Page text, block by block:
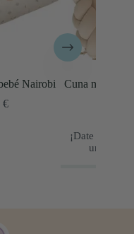
para bebé trenzada
prisa! ¡Solo quedan1